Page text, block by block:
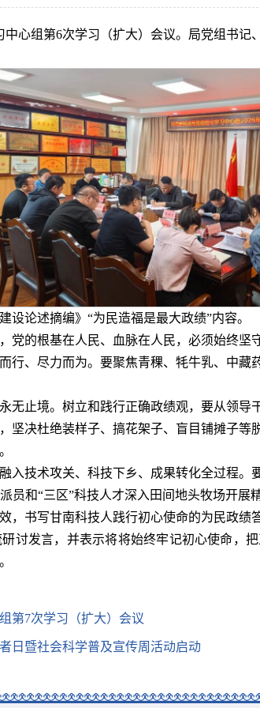
心组第6次学习（扩大）会议。局党组书
论述摘编》“为民造福是最大政绩”内容。
党的根基在人民、血脉在人民，必须始终坚
行、尽力而为。要聚焦青稞、牦牛乳、中
无止境。树立和践行正确政绩观，要从领
坚决杜绝装样子、搞花架子、盲目铺摊子
入技术攻关、科技下乡、成果转化全过程
员和“三区”科技人才深入田间地头牧场开
，书写甘南科技人践行初心使命的为民政绩
讨发言，并表示将将始终牢记初心使命，
第7次学习（扩大）会议
日暨社会科学普及宣传周活动启动